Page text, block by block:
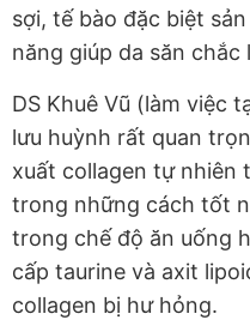
sợi, tế bào đặc biệt
năng giúp da săn chắc
DS Khuê Vũ (làm việc
lưu huỳnh rất quan
xuất collagen tự nhiên
trong những cách tốt
trong chế độ ăn uống
cấp taurine và axit
collagen bị hư hỏng.